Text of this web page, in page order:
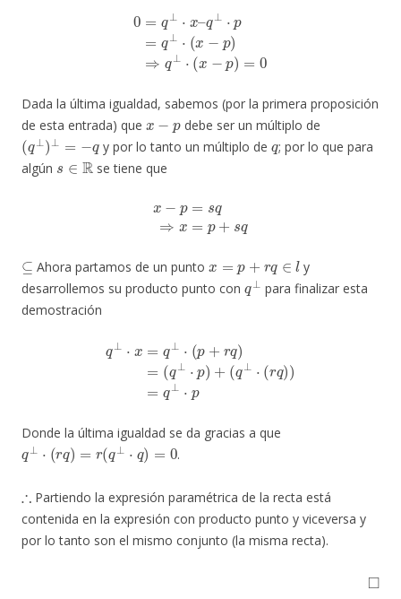
q⊥ = −
Dada la última igualdad, sabemos (por la primera proposición
de esta entrada) que
x− p
debe ser un múltiplo de
(q ⊥)⊥ =−q
y por lo tanto un múltiplo de
q
; por lo que para
algún
R
se tiene que
−p sq x=
Ahora partamos de un punto
l
y
desarrollemos su producto punto con
⊥
para finalizar esta
demostración
⊥ = q⊥ p (q
Donde la última igualdad se da gracias a que
q⊥⋅(r q) =r(q⊥ ⋅q)=0
.
Partiendo la expresión paramétrica de la recta está
contenida en la expresión con producto punto y viceversa y
por lo tanto son el mismo conjunto (la misma recta).
◻